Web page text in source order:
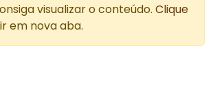
visualizar o conteúdo. Clique
em nova aba.